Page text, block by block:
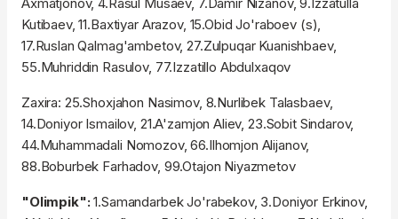
Kutibaev, 11.Baxtiyar Arazov, 15.Obid Jo'raboev (s),
17.Ruslan Qalmag'ambetov, 27.Zulpuqar Kuanishbaev,
55.Muhriddin Rasulov, 77.Izzatillo Abdulxaqov
Zaxira: 25.Shoxjahon Nasimov, 8.Nurlibek Talasbaev,
14.Doniyor Ismailov, 21.A'zamjon Aliev, 23.Sobit Sindarov,
44.Muhammadali Nomozov, 66.Ilhomjon Alijanov,
88.Boburbek Farhadov, 99.Otajon Niyazmetov
"Olimpik":1.Samandarbek Jo'rabekov, 3.Doniyor Erkinov,